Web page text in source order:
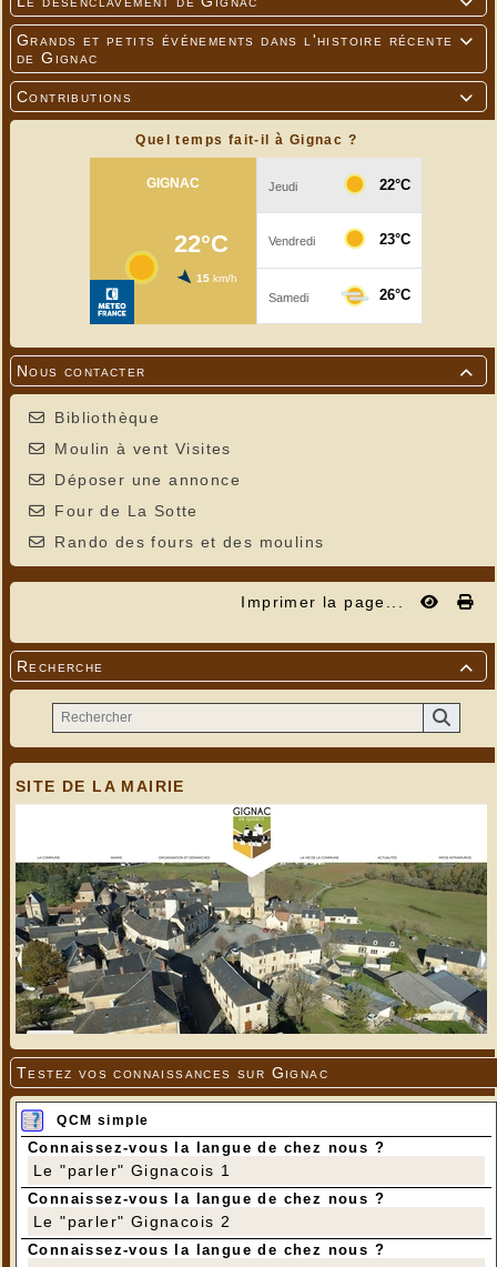

Grands et petits événements dans l'histoire récente
de Gignac

Contributions
Quel temps fait-il à Gignac ?

Nous contacter
Bibliothèque
Moulin à vent Visites
Déposer une annonce
Four de La Sotte
Rando des fours et des moulins
Imprimer la page...

Recherche
SITE DE LA MAIRIE
Testez vos connaissances sur Gignac
QCM simple
Connaissez-vous la langue de chez nous ?
Le "parler" Gignacois 1
Connaissez-vous la langue de chez nous ?
Le "parler" Gignacois 2
Connaissez-vous la langue de chez nous ?